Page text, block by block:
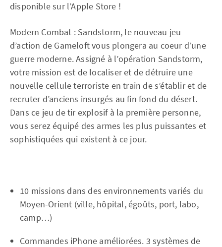
disponible sur l’Apple Store !
Modern Combat : Sandstorm, le nouveau jeu
d’action de Gameloft vous plongera au coeur d’une
guerre moderne. Assigné à l’opération Sandstorm,
votre mission est de localiser et de détruire une
nouvelle cellule terroriste en train de s’établir et de
recruter d’anciens insurgés au fin fond du désert.
Dans ce jeu de tir explosif à la première personne,
vous serez équipé des armes les plus puissantes et
sophistiquées qui existent à ce jour.
10 missions dans des environnements variés du
Moyen-Orient (ville, hôpital, égoûts, port, labo,
camp…)
Commandes iPhone améliorées. 3 systèmes de